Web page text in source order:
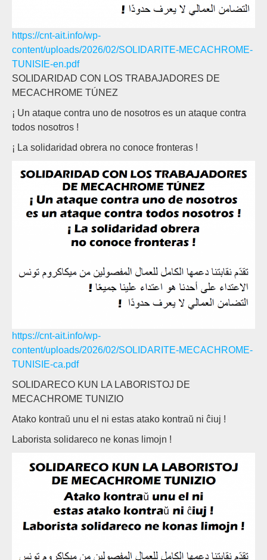
https://cnt-ait.info/wp-
content/uploads/2026/02/SOLIDARITE-MECACHROME-
TUNISIE-en.pdf
SOLIDARIDAD CON LOS TRABAJADORES DE
MECACHROME TÚNEZ
¡ Un ataque contra uno de nosotros es un ataque contra
todos nosotros !
¡ La solidaridad obrera no conoce fronteras !
https://cnt-ait.info/wp-
content/uploads/2026/02/SOLIDARITE-MECACHROME-
TUNISIE-ca.pdf
SOLIDARECO KUN LA LABORISTOJ DE
MECACHROME TUNIZIO
Atako kontraŭ unu el ni estas atako kontraŭ ni ĉiuj !
Laborista solidareco ne konas limojn !